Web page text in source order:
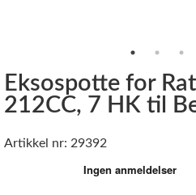
Eksospotte for
212CC, 7 HK til
Artikkel nr: 29392